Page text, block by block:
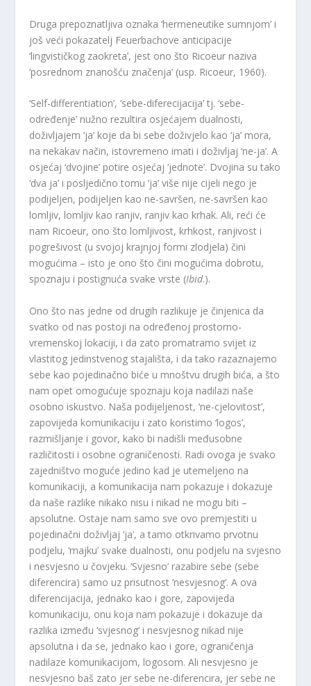
Druga prepoznatljiva oznaka ‘hermeneutike sumnjom’ i
još veći pokazatelj Feuerbachove anticipacije
‘lingvističkog zaokreta’, jest ono što Ricoeur naziva
‘posrednom znanošću značenja’ (usp. Ricoeur, 1960).
‘Self-differentiation’, ‘sebe-diferecijacija’ tj. ‘sebe-
određenje’ nužno rezultira osjećajem dualnosti,
doživljajem ‘ja’ koje da bi sebe doživjelo kao ‘ja’ mora,
na nekakav način, istovremeno imati i doživljaj ‘ne-ja’. A
osjećaj ‘dvojine’ potire osjećaj ‘jednote’. Dvojina su tako
‘dva ja’ i posljedično tomu ‘ja’ više nije cijeli nego je
podijeljen, podijeljen kao ne-savršen, ne-savršen kao
lomljiv, lomljiv kao ranjiv, ranjiv kao krhak. Ali, reći će
nam Ricoeur, ono što lomljivost, krhkost, ranjivost i
pogrešivost (u svojoj krajnjoj formi zlodjela) čini
mogućima – isto je ono što čini mogućima dobrotu,
spoznaju i postignuća svake vrste (Ibid.).
Ono što nas jedne od drugih razlikuje je činjenica da
svatko od nas postoji na određenoj prostorno-
vremenskoj lokaciji, i da zato promatramo svijet iz
vlastitog jedinstvenog stajališta, i da tako razaznajemo
sebe kao pojedinačno biće u mnoštvu drugih bića, a što
nam opet omogućuje spoznaju koja nadilazi naše
osobno iskustvo. Naša podijeljenost, ‘ne-cjelovitost’,
zapovijeda komunikaciju i zato koristimo ‘logos’,
razmišljanje i govor, kako bi nadišli međusobne
različitosti i osobne ograničenosti. Radi ovoga je svako
zajedništvo moguće jedino kad je utemeljeno na
komunikaciji, a komunikacija nam pokazuje i dokazuje
da naše razlike nikako nisu i nikad ne mogu biti –
apsolutne. Ostaje nam samo sve ovo premjestiti u
pojedinačni doživljaj ‘ja’, a tamo otkrivamo prvotnu
podjelu, ‘majku’ svake dualnosti, onu podjelu na svjesno
i nesvjesno u čovjeku. ‘Svjesno’ razabire sebe (sebe
diferencira) samo uz prisutnost ‘nesvjesnog’. A ova
diferencijacija, jednako kao i gore, zapovijeda
komunikaciju, onu koja nam pokazuje i dokazuje da
razlika između ‘svjesnog’ i nesvjesnog nikad nije
apsolutna i da se, jednako kao i gore, ograničenja
nadilaze komunikacijom, logosom. Ali nesvjesno je
nesvjesno baš zato jer sebe ne-diferencira, jer sebe ne